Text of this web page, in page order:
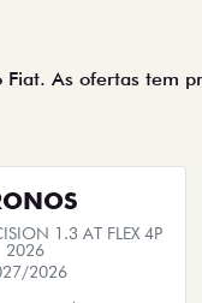
As ofertas tem
1.3 AT FLEX 4P
2026
2026